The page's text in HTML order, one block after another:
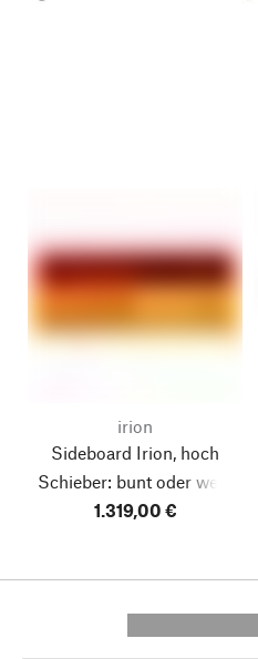
irion
Sideboard Irion, hoch
Schieber: bunt oder weiß
1.319,00 €